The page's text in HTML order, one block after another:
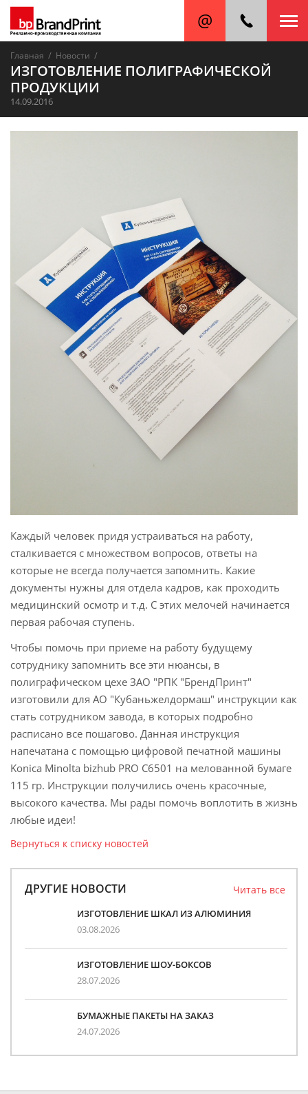
Главная / Новости /
ИЗГОТОВЛЕНИЕ ПОЛИГРАФИЧЕСКОЙ
ПРОДУКЦИИ
14.09.2016
Каждый человек придя устраиваться на работу,
сталкивается с множеством вопросов, ответы на
которые не всегда получается запомнить. Какие
документы нужны для отдела кадров, как проходить
медицинский осмотр и т.д. С этих мелочей начинается
первая рабочая ступень.
Чтобы помочь при приеме на работу будущему
сотруднику запомнить все эти нюансы, в
полиграфическом цехе ЗАО "РПК "БрендПринт"
изготовили для АО "Кубаньжелдормаш" инструкции как
стать сотрудником завода, в которых подробно
расписано все пошагово. Данная инструкция
напечатана с помощью цифровой печатной машины
Konica Minolta bizhub PRO C6501 на мелованной бумаге
115 гр. Инструкции получились очень красочные,
высокого качества. Мы рады помочь воплотить в жизнь
любые идеи!
Вернуться к списку новостей
ДРУГИЕ НОВОСТИ Читать все
ИЗГОТОВЛЕНИЕ ШКАЛ ИЗ АЛЮМИНИЯ
03.08.2026
ИЗГОТОВЛЕНИЕ ШОУ-БОКСОВ
28.07.2026
БУМАЖНЫЕ ПАКЕТЫ НА ЗАКАЗ
24.07.2026